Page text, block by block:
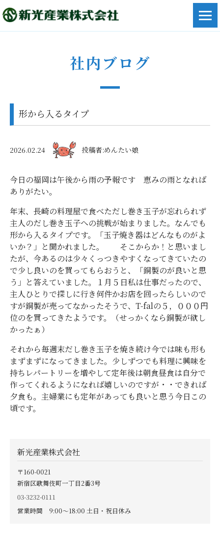
社内ブログ
形から入るタイプ
2026.02.24 投稿者:めんたい娘
今日の福岡は午後から雨の予報です 恵みの雨となれば
ありがたい。
年末、長崎の料理屋で食べただし巻き玉子が忘れられず
主人のだし巻き玉子への挑戦が始まりました。なんでも
形から入るタイプです。「玉子焼き器はどんなものがよ
いか？」と聞かれました。 そこからか！と思いまし
たが、今あるのは少々くっつきやすくなってきていたの
で少し良いのを買ってもらおうと、「銅製のが良いと思
う」と答えていました。１月５日私は仕事だったので、
主人ひとりで探しに行き何件かお店を回ったらしいので
すが銅製が売ってなかったそうで、T-falの５，０００円
位のを買ってきたようです。（せっかくなら銅製が欲し
かったぁ）
それから毎週末だし巻き玉子を焼き続け今では味も形も
まずまずになってきました。少しずつでも料理に興味を
持ちレパートリーを増やして定年後は朝食昼食は自分で
作ってくれるようになれば嬉しいのですが・・できれば
夕食も。主婦業にも定年があっても良いと思う今日この
頃です。
新光産業株式会社
〒160-0021
新宿区歌舞伎町一丁目2番3号
03-3232-0111
営業時間 9:00〜18:00 土日・祝日休み